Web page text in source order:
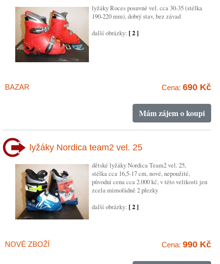
lyžáky Roces posuvné vel. cca 30-35 (stélka
190-220 mm), dobrý stav, bez závad
další obrázky: [ 2 ]
BAZAR Cena: 690 Kč
Mám zájem o koupi
lyžáky Nordica team2 vel. 25
dětské lyžáky Nordica Team2 vel. 25,
stélka cca 16,5-17 cm, nové, nepoužité,
původní cena cca 2.000 kč, v této velikosti jen
zcela mimořádně 2 přezky
další obrázky: [ 2 ]
NOVÉ ZBOŽÍ Cena: 990 Kč